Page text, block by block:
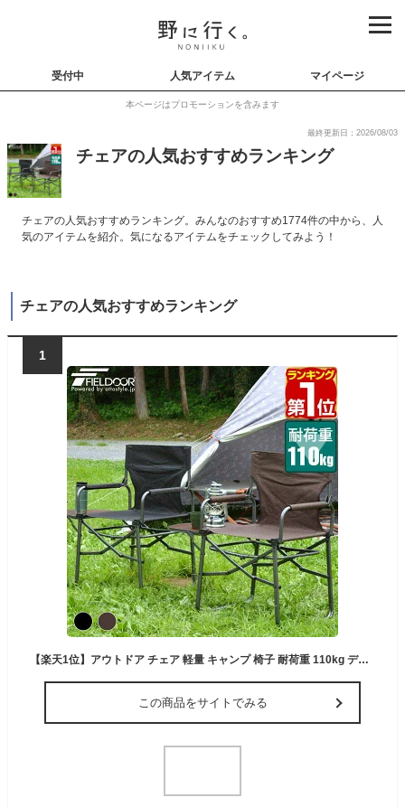
受付中 人気アイテム マイページ
本ページはプロモーションを含みます
最終更新日：2026/08/03
チェアの人気おすすめランキング
チェアの人気おすすめランキング。みんなのおすすめ1774件の中から、人
気のアイテムを紹介。気になるアイテムをチェックしてみよう！
チェアの人気おすすめランキング
1
【楽天1位】アウトドア チェア 軽量 キャンプ 椅子 耐荷重 110kg ディレクターチェア 折りたたみ デッキチェア ディレクターズ テーブル アームレスト ひじ掛け 肘掛け コンパクト 折りたたみチェア サイドテーブル いす チェアー FIELDOOR 1年保証 ★[送料無料]
この商品をサイトでみる